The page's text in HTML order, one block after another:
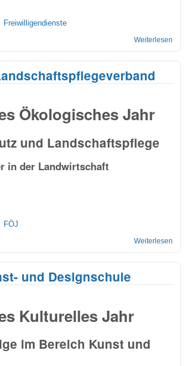
Freiwilligendienste
Weiterlesen
Ökologisches Jahr
und Landschaftspflege
in der Landwirtschaft
FÖJ
Weiterlesen
und Designschule
Kulturelles Jahr
im Bereich Kunst und